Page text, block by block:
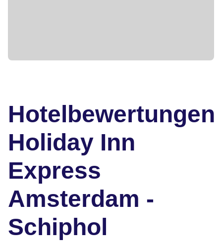
Hotelbewertungen
Holiday Inn
Express
Amsterdam -
Schiphol